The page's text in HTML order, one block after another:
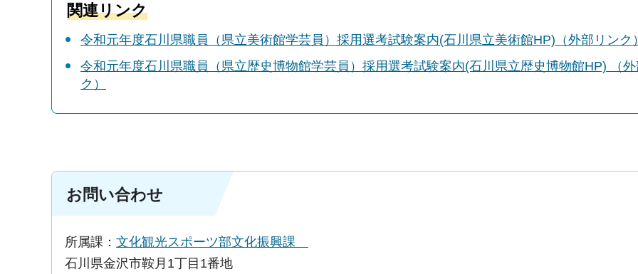
関連リンク
令和元年度石川県職員（県立美術館学芸員）採用選考試験案内(石川県立美術館HP)（外部リンク）
令和元年度石川県職員（県立歴史博物館学芸員）採用選考試験案内(石川県立歴史博物館HP) （
ク）
お問い合わせ
所属課： 文化観光スポーツ部文化振興課
石川県金沢市鞍月1丁目1番地